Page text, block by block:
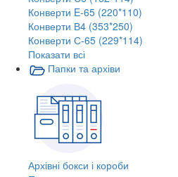
Конверти E-65 (220*110)
Конверти В4 (353*250)
Конверти С-65 (229*114)
Показати всі
Папки та архіви
Архівні бокси і короби